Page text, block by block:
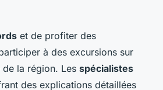
et de profiter des
à des excursions sur
la région. Les spécialistes
des explications détaillées